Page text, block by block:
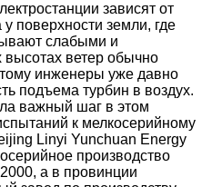
зависят от
поверхности земли, где
слабыми и
ветер обычно
инженеры уже давно
подъема турбин в воздух.
важный шаг в этом
к мелкосерийному
Linyi Yunchuan Energy
производство
а в провинции